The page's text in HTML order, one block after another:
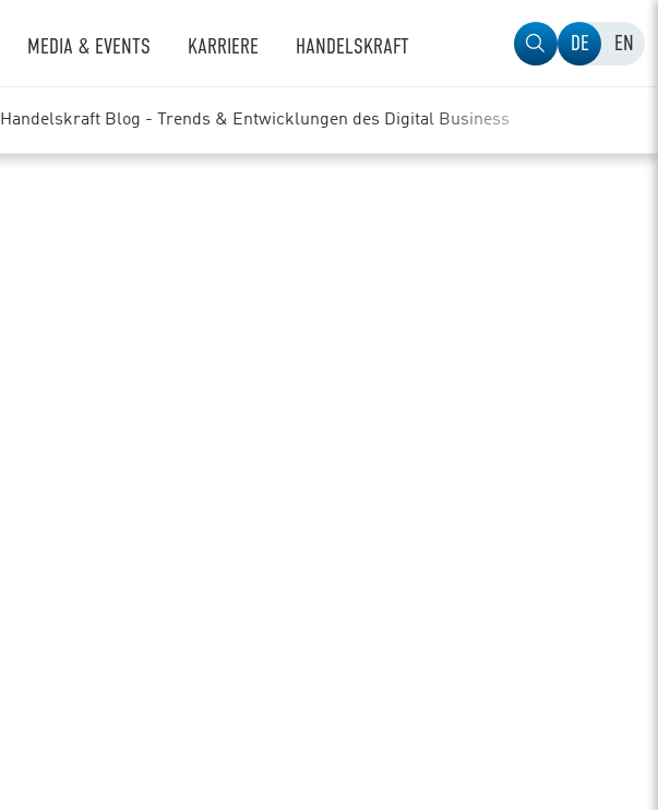
MEDIA & EVENTS KARRIERE HANDELSKRAFT DE EN
Handelskraft Blog - Trends & Entwicklungen des Digital Business